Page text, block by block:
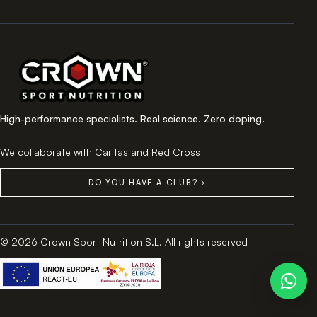
High-performance specialists. Real science. Zero doping.
We collaborate with Caritas and Red Cross
DO YOU HAVE A CLUB?→
© 2026 Crown Sport Nutrition S.L. All rights reserved